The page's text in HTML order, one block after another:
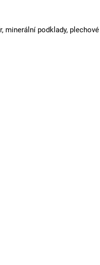
minerální podklady,